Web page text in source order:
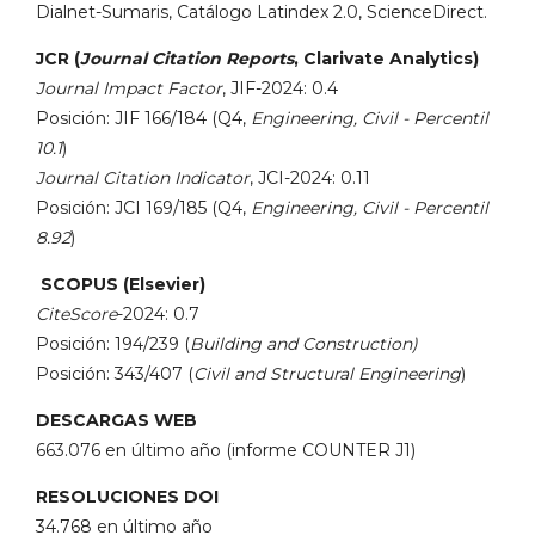
Dialnet-Sumaris, Catálogo Latindex 2.0, ScienceDirect.
JCR (Journal Citation Reports, Clarivate Analytics)
Journal Impact Factor, JIF-2024: 0.4
Posición: JIF 166/184 (Q4, Engineering, Civil - Percentil
10.1)
Journal Citation Indicator, JCI-2024: 0.11
Posición: JCI 169/185 (Q4, Engineering, Civil - Percentil
8.92)
SCOPUS (Elsevier)
CiteScore-2024: 0.7
Posición: 194/239 (Building and Construction)
Posición: 343/407 (Civil and Structural Engineering)
DESCARGAS WEB
663.076 en último año (informe COUNTER J1)
RESOLUCIONES DOI
34.768 en último año